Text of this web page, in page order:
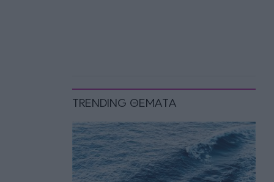
TRENDING ΘΕΜΑΤΑ